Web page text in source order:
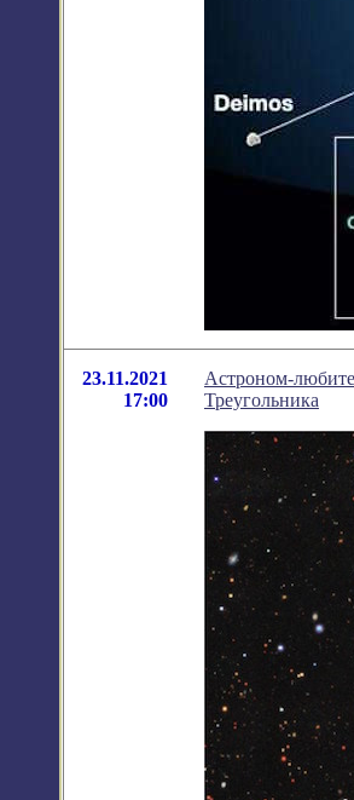
23.11.2021
17:00
Астроном-
Треугольника